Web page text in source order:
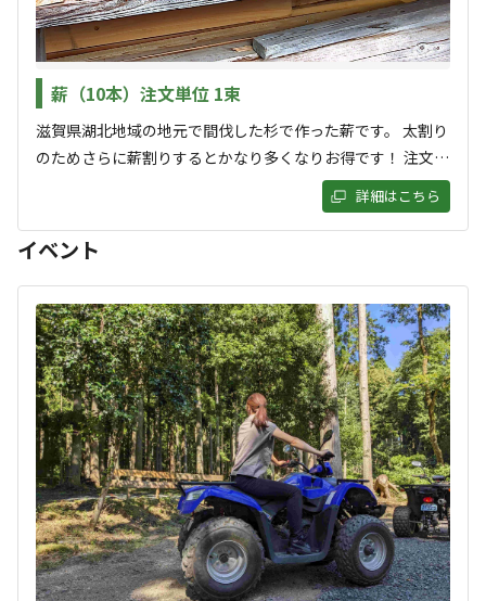
薪（10本）注文単位 1束
滋賀県湖北地域の地元で間伐した杉で作った薪です。 太割り
のためさらに薪割りするとかなり多くなりお得です！ 注文方
法 一束10本結束（10本単位） 薪10本 注文数量 1 薪20
詳細はこちら
イベント
#携帯電波あり
クチコミ
総合評価
4.3
4.6
管理
4.4
設備
3.6
4.0
クチコミ（11件）を見る
キャンペーン